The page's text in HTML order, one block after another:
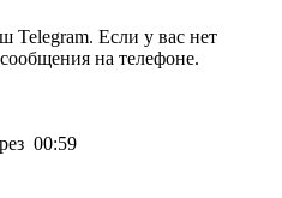
Telegram. Если у вас нет
на телефоне.
00:59